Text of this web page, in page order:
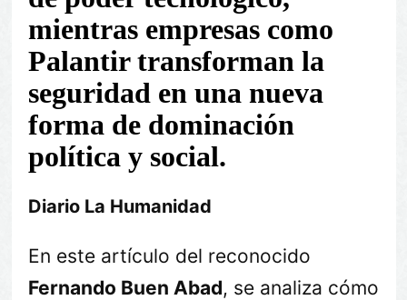
mientras empresas como
Palantir transforman la
seguridad en una nueva
forma de dominación
política y social.
Diario La Humanidad
En este artículo del reconocido
Fernando Buen Abad, se analiza cómo